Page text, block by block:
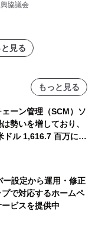
協議会
見る
もっと見る
ーン管理（SCM）ソ
勢いを増しており、
ドル 1,616.7 百万に達
で成長すると予測
ー設定から運用・修正
プで対応するホームペ
ビスを提供中